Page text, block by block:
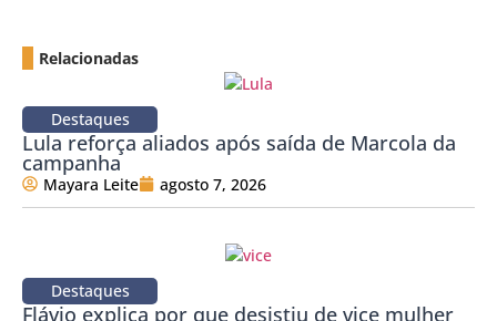
Relacionadas
Destaques
Lula reforça aliados após saída de Marcola da
campanha
Mayara Leite agosto 7, 2026
Destaques
Flávio explica por que desistiu de vice mulher